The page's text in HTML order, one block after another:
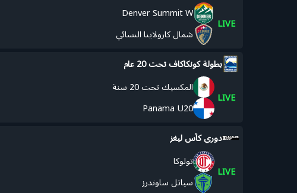
LIVE
Denver Summit W
شمال كارولاينا النسائي
بطولة كونكاكاف تحت 20 عام
LIVE
المكسيك تحت 20 سنة
Panama U20
دوري كأس ليغز
LIVE
تولوكا
سياتل ساوندرز